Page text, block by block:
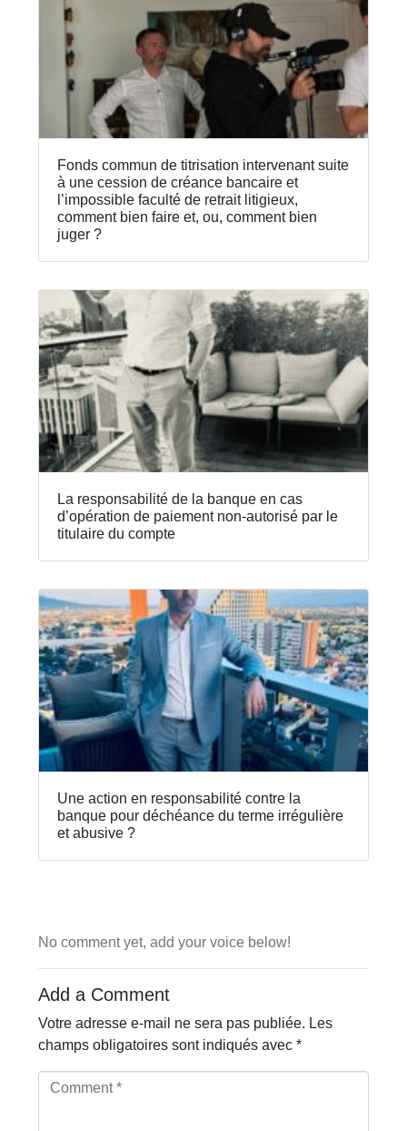
Fonds commun de titrisation intervenant suite
à une cession de créance bancaire et
l’impossible faculté de retrait litigieux,
comment bien faire et, ou, comment bien
juger ?
La responsabilité de la banque en cas
d’opération de paiement non-autorisé par le
titulaire du compte
Une action en responsabilité contre la
banque pour déchéance du terme irrégulière
et abusive ?
No comment yet, add your voice below!
Add a Comment
Votre adresse e-mail ne sera pas publiée. Les
champs obligatoires sont indiqués avec*